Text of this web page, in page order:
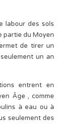
labour des sols
partie du Moyen
de tirer un
un an
entrent en
Âge , comme
à eau ou à
seulement des